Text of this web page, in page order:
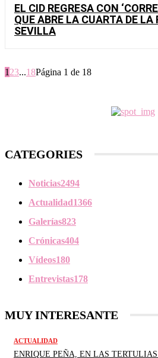
EL CID REGRESA CON
QUE ABRE LA CUARTA DE LA
SEVILLA
1 23...18Página 1 de 18
CATEGORIES
Noticias2494
Actualidad1366
Galerías823
Crónicas404
Vídeos180
Entrevistas178
MUY INTERESANTE
ACTUALIDAD
ENRIQUE PEÑA, EN LAS